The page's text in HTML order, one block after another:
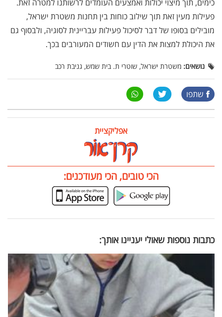
כימים, תוך מיצוי יכולות ואמצעים העומדים לרשותנו למטרה זאת.
פעילות מעין זאת תוך שילוב כוחות בין תחנות משטרת ישראל,
מובילים בסופו של דבר לסיכול פעילות עבריינית לסוגיה, ולבסוף גם
את היכולת למצות את הדין עם חשודים המעורבים בכך.
נושאים: משטרת ישראל, שוטרי ת. בית שמש, גניבת רכב
שתפו
אפליקציית
הכי טובים, הכי מעודכנים:
כתבות נוספות שאולי יעניינו אותך: